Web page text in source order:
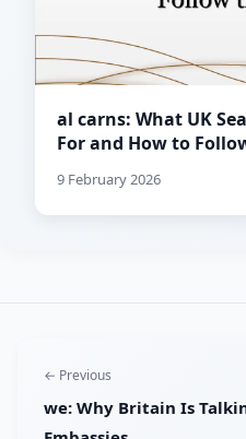
al carns: What UK
For and How to
9 February 2026
← Previous
we: Why Britain Is